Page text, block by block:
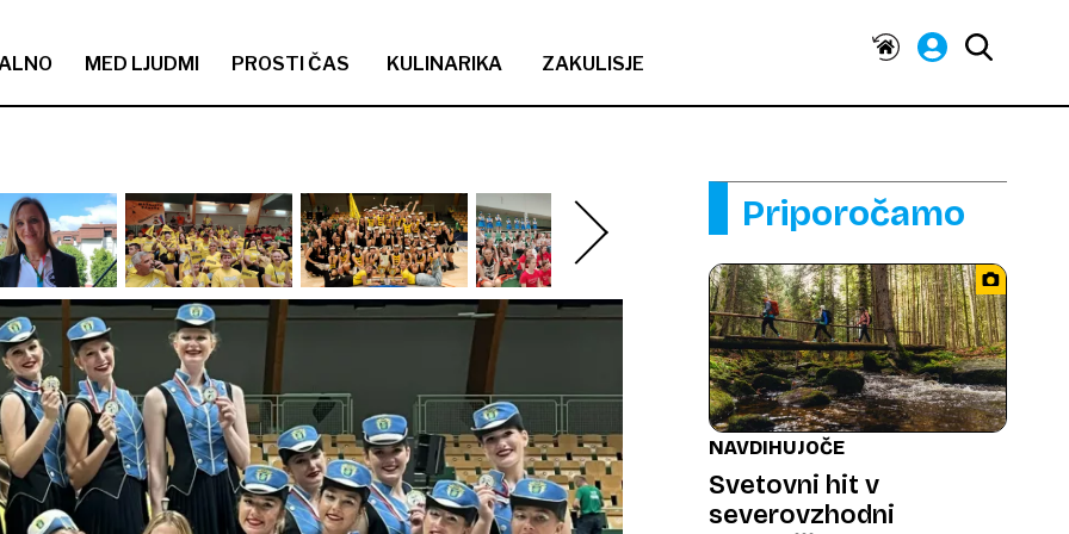
MED LJUDMI PROSTI ČAS KULINARIKA ZAKULISJE
Priporočamo
NAVDIHUJOČE
Svetovni hit v
severovzhodni